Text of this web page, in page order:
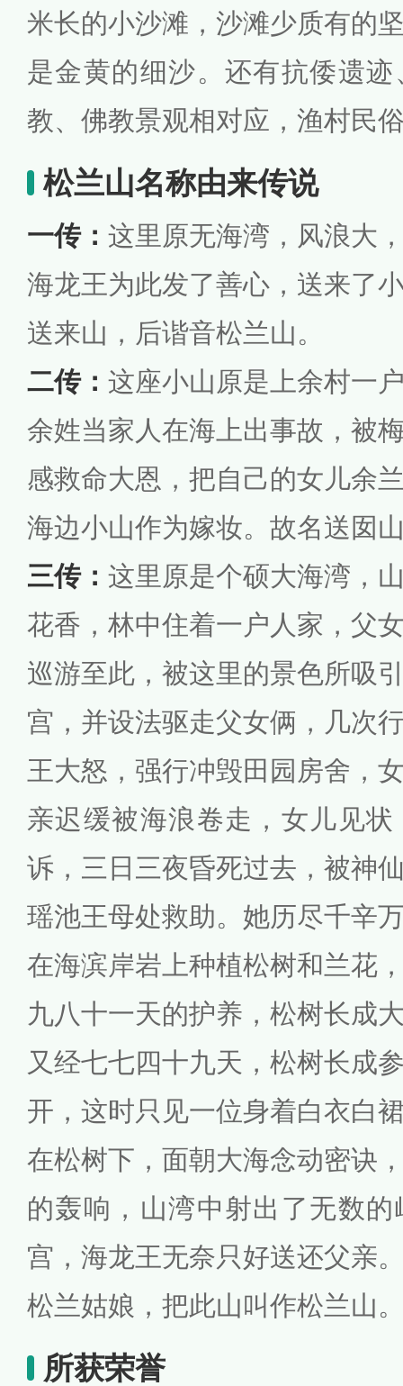
米长的小沙滩，沙滩少质有的
是金黄的细沙。还有抗倭遗
教、佛教景观相对应，渔村民
松兰山名称由来传说
一传： 这里原无海湾，风浪大
海龙王为此发了善心，送来了
送来山，后谐音松兰山。
二传： 这座小山原是上余村一
余姓当家人在海上出事故，被
感救命大恩，把自己的女儿余
海边小山作为嫁妆。故名送囡
三传： 这里原是个硕大海湾，
花香，林中住着一户人家，父
巡游至此，被这里的景色所吸
宫，并设法驱走父女俩，几次
王大怒，强行冲毁田园房舍，
亲迟缓被海浪卷走，女儿见
诉，三日三夜昏死过去，被神
瑶池王母处救助。她历尽千辛
在海滨岸岩上种植松树和兰花
九八十一天的护养，松树长成
又经七七四十九天，松树长成
开，这时只见一位身着白衣白
在松树下，面朝大海念动密诀
的轰响，山湾中射出了无数
宫，海龙王无奈只好送还父亲
松兰姑娘，把此山叫作松兰山
所获荣誉